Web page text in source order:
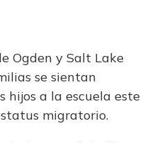
Ogden y Salt Lake
se sientan
hijos a la escuela este
migratorio.